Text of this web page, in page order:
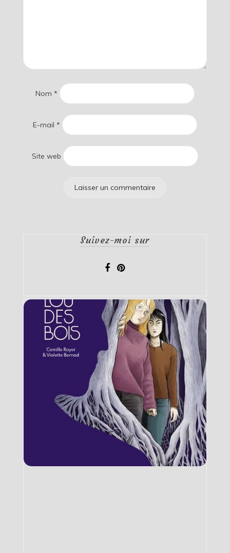
Nom *
E-mail *
Site web
Suivez-moi sur